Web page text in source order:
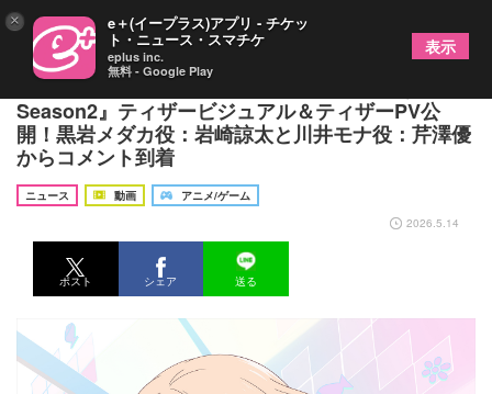
TVアニメ『黒岩メダカに私の可愛いが通じない
Season2』ティザービジュアル＆ティザーPV公
開！黒岩メダカ役：岩崎諒太と川井モナ役：芹澤優
からコメント到着
ニュース 動画
アニメ/ゲーム
2026.5.14
ポスト シェア 送る
× e＋(イープラス)アプリ - チケッ
ト・ニュース・スマチケ
eplus inc.
無料 - Google Play
表示